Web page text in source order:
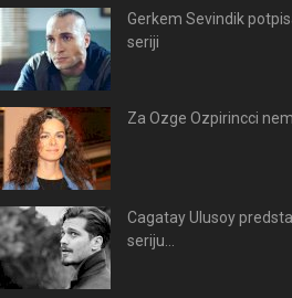
Gerkem Sevindik
seriji
Za Ozge Ozpirincci
Cagatay Ulusoy
seriju...